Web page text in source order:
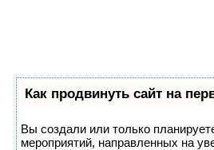
Как продвинуть сайт на
Вы создали или только
мероприятий, направленных на